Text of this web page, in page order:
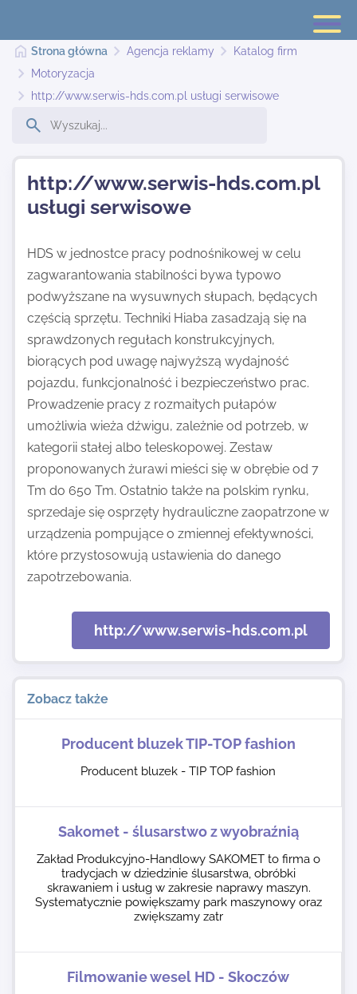
Strona główna
Dodaj stronę
Kontakt
Strona główna Agencja reklamy
Katalog firm
Motoryzacja
http://www.serwis-hds.com.pl usługi serwisowe
http://www.serwis-hds.com.pl
usługi serwisowe
HDS w jednostce pracy podnośnikowej w celu
zagwarantowania stabilności bywa typowo
podwyższane na wysuwnych słupach, będących
częścią sprzętu. Techniki Hiaba zasadzają się na
sprawdzonych regułach konstrukcyjnych,
biorących pod uwagę najwyższą wydajność
pojazdu, funkcjonalność i bezpieczeństwo prac.
Prowadzenie pracy z rozmaitych pułapów
umożliwia wieża dźwigu, zależnie od potrzeb, w
kategorii stałej albo teleskopowej. Zestaw
proponowanych żurawi mieści się w obrębie od 7
Tm do 650 Tm. Ostatnio także na polskim rynku,
sprzedaje się osprzęty hydrauliczne zaopatrzone w
urządzenia pompujące o zmiennej efektywności,
które przystosowują ustawienia do danego
zapotrzebowania.
http://www.serwis-hds.com.pl
Zobacz także
Producent bluzek TIP-TOP fashion
Producent bluzek - TIP TOP fashion
Sakomet - ślusarstwo z wyobraźnią
Zakład Produkcyjno-Handlowy SAKOMET to firma o
tradycjach w dziedzinie ślusarstwa, obróbki
skrawaniem i usług w zakresie naprawy maszyn.
Systematycznie powiększamy park maszynowy oraz
zwiększamy zatr
Filmowanie wesel HD - Skoczów